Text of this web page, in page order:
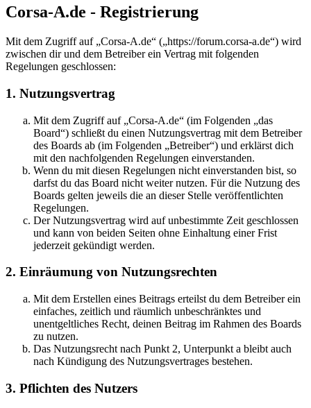
Corsa-A.de - Registrierung
Mit dem Zugriff auf „Corsa-A.de“ („https://forum.corsa-a.de“) wird
zwischen dir und dem Betreiber ein Vertrag mit folgenden
Regelungen geschlossen:
1. Nutzungsvertrag
Mit dem Zugriff auf „Corsa-A.de“ (im Folgenden „das
Board“) schließt du einen Nutzungsvertrag mit dem Betreiber
des Boards ab (im Folgenden „Betreiber“) und erklärst dich
mit den nachfolgenden Regelungen einverstanden.
Wenn du mit diesen Regelungen nicht einverstanden bist, so
darfst du das Board nicht weiter nutzen. Für die Nutzung des
Boards gelten jeweils die an dieser Stelle veröffentlichten
Regelungen.
Der Nutzungsvertrag wird auf unbestimmte Zeit geschlossen
und kann von beiden Seiten ohne Einhaltung einer Frist
jederzeit gekündigt werden.
2. Einräumung von Nutzungsrechten
Mit dem Erstellen eines Beitrags erteilst du dem Betreiber ein
einfaches, zeitlich und räumlich unbeschränktes und
unentgeltliches Recht, deinen Beitrag im Rahmen des Boards
zu nutzen.
Das Nutzungsrecht nach Punkt 2, Unterpunkt a bleibt auch
nach Kündigung des Nutzungsvertrages bestehen.
3. Pflichten des Nutzers